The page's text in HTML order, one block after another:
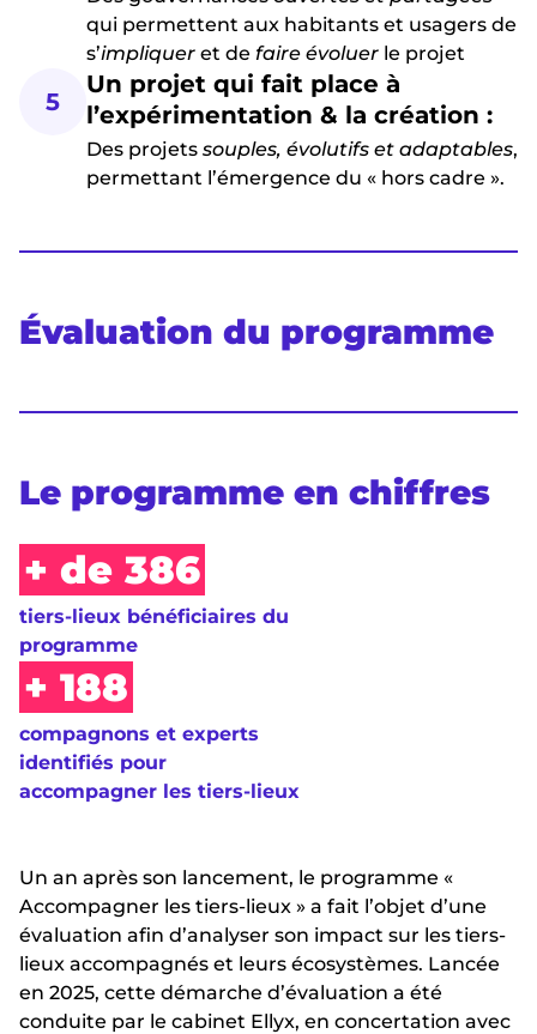
qui permettent aux habitants et usagers de
s’impliquer et de faire évoluer le projet
5
Un projet qui fait place à
l’expérimentation & la création :
Des projets souples, évolutifs et adaptables,
permettant l’émergence du « hors cadre ».
Évaluation du programme
Le programme en chiffres
+ de 386
tiers-lieux bénéficiaires du
programme
+ 188
compagnons et experts
identifiés pour
accompagner les tiers-lieux
Un an après son lancement, le programme «
Accompagner les tiers-lieux » a fait l’objet d’une
évaluation afin d’analyser son impact sur les tiers-
lieux accompagnés et leurs écosystèmes. Lancée
en 2025, cette démarche d’évaluation a été
conduite par le cabinet Ellyx, en concertation avec